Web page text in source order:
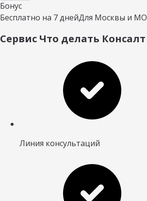
Бонус
Бесплатно на 7 днейДля Москвы и МО
Сервис Что делать Консалт
Линия консультаций